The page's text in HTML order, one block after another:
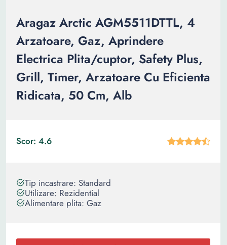
Aragaz Arctic AGM5511DTTL, 4
Arzatoare, Gaz, Aprindere
Electrica Plita/cuptor, Safety Plus,
Grill, Timer, Arzatoare Cu Eficienta
Ridicata, 50 Cm, Alb
Scor: 4.6
Tip incastrare: Standard
Utilizare: Rezidential
Alimentare plita: Gaz